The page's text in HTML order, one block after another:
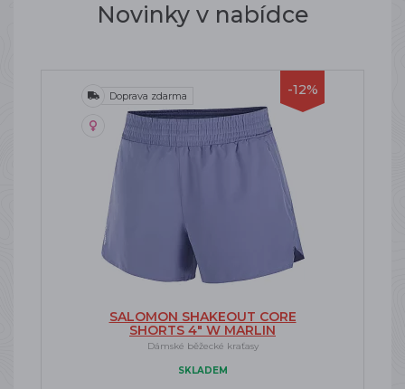
Novinky v nabídce
-12%
Doprava zdarma
SALOMON SHAKEOUT CORE
SHORTS 4" W MARLIN
Dámské běžecké kraťasy
SKLADEM